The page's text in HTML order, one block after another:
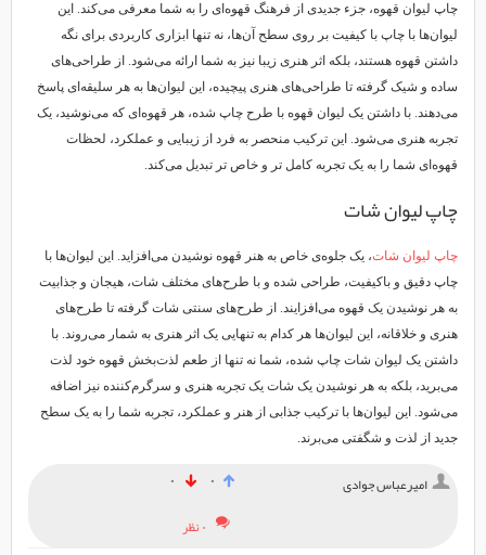
چاپ لیوان قهوه، جزء جدیدی از فرهنگ قهوه‌ای را به شما معرفی می‌کند. این
لیوان‌ها با چاپ با کیفیت بر روی سطح آن‌ها، نه تنها ابزاری کاربردی برای نگه
داشتن قهوه هستند، بلکه اثر هنری زیبا نیز به شما ارائه می‌شود. از طراحی‌های
ساده و شیک گرفته تا طراحی‌های هنری پیچیده، این لیوان‌ها به هر سلیقه‌ای پاسخ
می‌دهند. با داشتن یک لیوان قهوه با طرح چاپ شده، هر قهوه‌ای که می‌نوشید، یک
تجربه هنری می‌شود. این ترکیب منحصر به فرد از زیبایی و عملکرد، لحظات
قهوه‌ای شما را به یک تجربه کامل تر و خاص تر تبدیل می‌کند.
چاپ لیوان شات
چاپ لیوان شات، یک جلوه‌ی خاص به هنر قهوه نوشیدن می‌افزاید. این لیوان‌ها با
چاپ دقیق و باکیفیت، طراحی شده و با طرح‌های مختلف شات، هیجان و جذابیت
به هر نوشیدن یک قهوه می‌افزایند. از طرح‌های سنتی شات گرفته تا طرح‌های
هنری و خلاقانه، این لیوان‌ها هر کدام به تنهایی یک اثر هنری به شمار می‌روند. با
داشتن یک لیوان شات چاپ شده، شما نه تنها از طعم لذت‌بخش قهوه خود لذت
می‌برید، بلکه به هر نوشیدن یک شات یک تجربه هنری و سرگرم‌کننده نیز اضافه
می‌شود. این لیوان‌ها با ترکیب جذابی از هنر و عملکرد، تجربه شما را به یک سطح
جدید از لذت و شگفتی می‌برند.
امیرعباس جوادی ۰
۰
۰ نظر